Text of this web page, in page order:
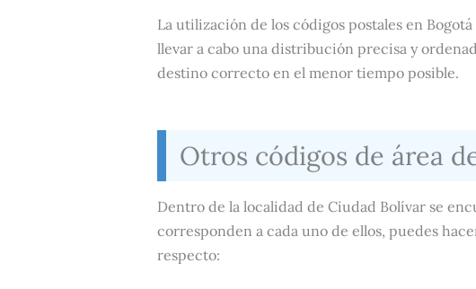
La utilización de los códigos postales en
llevar a cabo una distribución precisa y
destino correcto en el menor tiempo posible.
Otros códigos de área
Dentro de la localidad de Ciudad Bolívar se
corresponden a cada uno de ellos, puedes
respecto: